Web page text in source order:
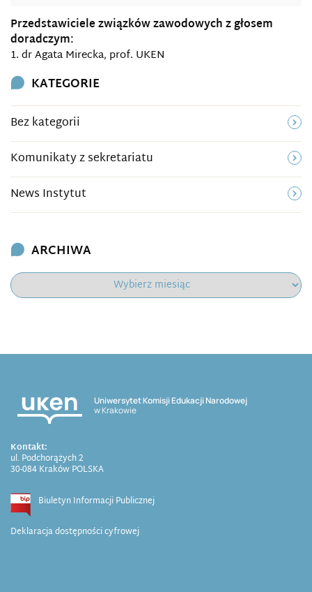
Przedstawiciele związków zawodowych z głosem
doradczym:
1. dr Agata Mirecka, prof. UKEN
KATEGORIE
Bez kategorii
Komunikaty z sekretariatu
News Instytut
ARCHIWA
Uniwersytet Komisji Edukacji Narodowej
w Krakowie
Kontakt:
ul. Podchorążych 2
30-084 Kraków POLSKA
Biuletyn Informacji Publicznej
Deklaracja dostępności cyfrowej